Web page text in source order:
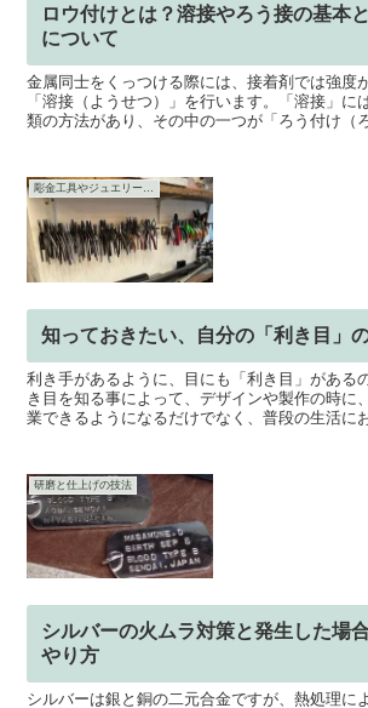
ロウ付けとは？溶接やろう接の基本
について
金属同士をくっつける際には、接着剤では強度
「溶接（ようせつ）」を行います。「溶接」に
類の方法があり、その中の一つが「ろう付け（
彫金工具やジュエリー工具
知っておきたい、自分の「利き目」
利き手があるように、目にも「利き目」がある
き目を知る事によって、デザインや製作の時に
業できるようになるだけでなく、普段の生活に
研磨と仕上げの技法
シルバーの火ムラ対策と発生した場
やり方
シルバーは銀と銅の二元合金ですが、熱処理に